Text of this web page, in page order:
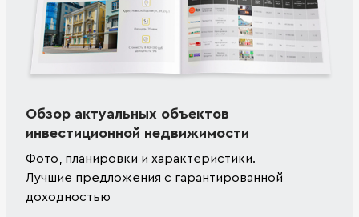
Обзор актуальных объектов
инвестиционной недвижимости
Фото, планировки и характеристики.
Лучшие предложения с гарантированной
доходностью